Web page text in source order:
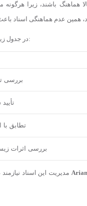
هماهنگ باشند، زیرا
همین عدم هماهنگی اسناد
در جدول زیر برخی از اسناد تخصصی و کاربرد آن‌ها آورده شده است:
بررسی
تطابق با
بررسی اثرات